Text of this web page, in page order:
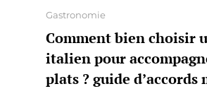
Categories
Gastronomie
Comment bien choisir
italien pour
plats ? guide d’accords